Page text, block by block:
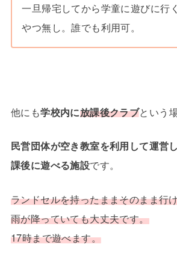
一旦帰宅してから学童に遊びに行
やつ無し。誰でも利用可。
他にも学校内に放課後クラブという
民営団体が空き教室を利用して運営
課後に遊べる施設です。
ランドセルを持ったままそのまま行
雨が降っていても大丈夫です。
17時まで遊べます。